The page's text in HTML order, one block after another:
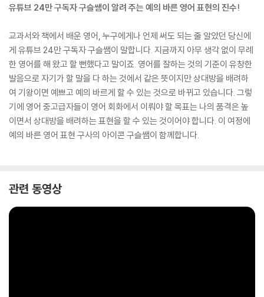
유튜브 24만 구독자 구슬쌤이 알려 주는 예의 바른 영어 표현의 진수!
교과서와 책에서 배운 영어, 누구에게나 언제 써도 되는 줄 알았던 당신에
게 유튜브 24만 구독자 구슬쌤이 말합니다. 지금까지 아무 생각 없이 무례
한 영어를 해 왔고 할 뻔했다고 말이죠. 영어를 잘하는 것의 기준이 유창한
발음으로 자기가 할 말을 다 하는 것에서 같은 뜻이지만 상대방을 배려하
여 기왕이면 예쁘고 예의 바르게 할 수 있는 것으로 바뀌고 있습니다. 그렇
기에 영어 중고급자들이 영어 회화에서 이뤄야 할 목표는 나의 품격은 높
이면서 상대방을 배려하는 표현을 할 수 있는 것이어야 합니다. 이 여정에
예의 바른 영어 표현 구사의 아이콘 구슬쌤이 함께합니다.
관련 동영상